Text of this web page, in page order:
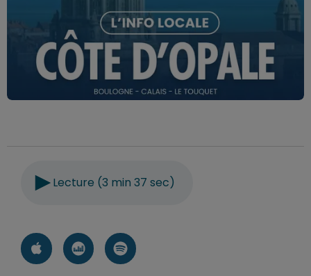
Lecture (3 min 37 sec)